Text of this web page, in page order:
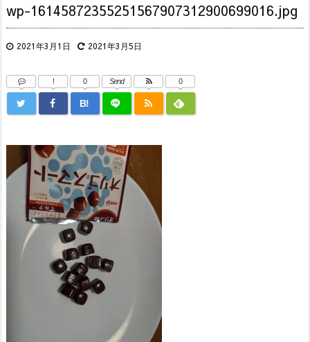
wp-16145872355251567907312900699016.jpg
2021年3月1日 2021年3月5日
!
B!
0 Send 0